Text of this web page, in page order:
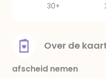
30+
Over de
afscheid nemen